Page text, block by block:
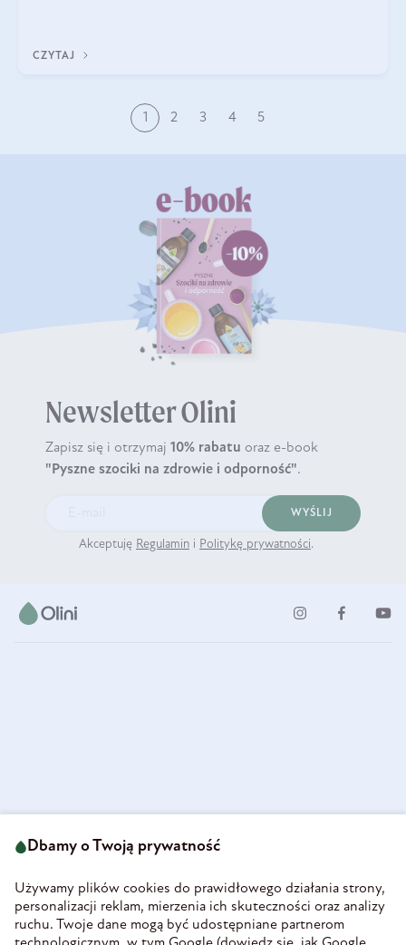
CZYTAJ
1 2 3 4 5
Newsletter Olini
Zapisz się i otrzymaj 10% rabatu oraz e-book
"Pyszne szociki na zdrowie i odporność".
WYŚLIJ
Akceptuję Regulamin i Politykę prywatności.
58-160 Świebodzice
REGON 890213034
INFORMACJE
Dbamy o Twoją prywatność
Używamy plików cookies do prawidłowego działania strony,
personalizacji reklam, mierzenia ich skuteczności oraz analizy
ruchu. Twoje dane mogą być udostępniane partnerom